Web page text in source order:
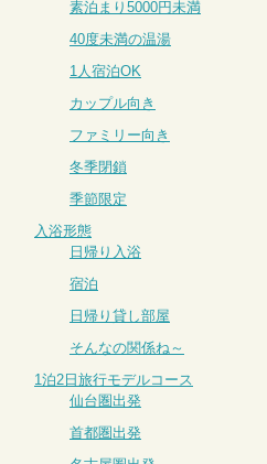
素泊まり5000円未満
40度未満の温湯
1人宿泊OK
カップル向き
ファミリー向き
冬季閉鎖
季節限定
入浴形態
日帰り入浴
宿泊
日帰り貸し部屋
そんなの関係ね～
1泊2日旅行モデルコース
仙台圏出発
首都圏出発